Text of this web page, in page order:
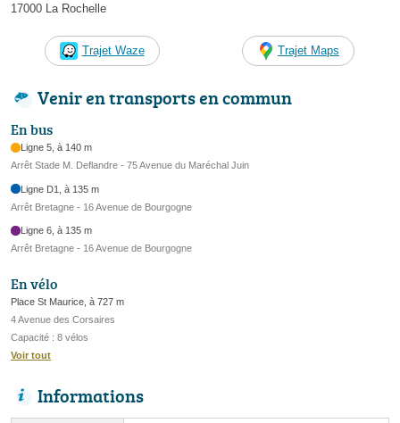
17000 La Rochelle
Trajet Waze Trajet Maps
Venir en transports en commun
En bus
Ligne 5, à 140 m
Arrêt Stade M. Deflandre - 75 Avenue du Maréchal Juin
Ligne D1, à 135 m
Arrêt Bretagne - 16 Avenue de Bourgogne
Ligne 6, à 135 m
Arrêt Bretagne - 16 Avenue de Bourgogne
En vélo
Place St Maurice, à 727 m
4 Avenue des Corsaires
Capacité : 8 vélos
Voir tout
Informations